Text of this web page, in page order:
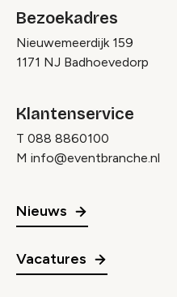
Bezoekadres
Nieuwemeerdijk 159
1171 NJ Badhoevedorp
Klantenservice
T 088 8860100
M info@eventbranche.nl
Nieuws
Vacatures